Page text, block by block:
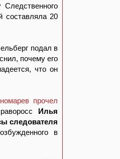
составляла 20
подал в
почему его
что он
прочел
Илья
следователя
в